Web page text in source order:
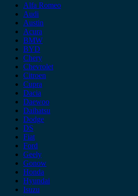
Alfa Romeo
Audi
Austin
Acura
BMW
BYD
Chery
Chevrolet
Citroen
Cupra
Dacia
Daewoo
Daihatsu
Dodge
DS
Fiat
Ford
Geely
Gonow
Honda
Hyundai
Isuzu